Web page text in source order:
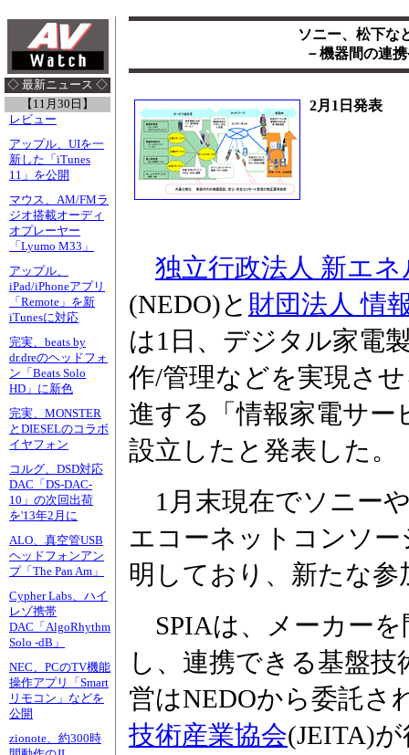
◇ 最新ニュース ◇
【11月30日】
レビュー
アップル、UIを一
新した「iTunes
11」を公開
マウス、AM/FMラ
ジオ搭載オーディ
オプレーヤー
「Lyumo M33」
アップル、
iPad/iPhoneアプリ
「Remote」を新
iTunesに対応
完実、beats by
dr.dreのヘッドフォ
ン「Beats Solo
HD」に新色
完実、MONSTER
とDIESELのコラボ
イヤフォン
コルグ、DSD対応
DAC「DS-DAC-
10」の次回出荷
を'13年2月に
ALO、真空管USB
ヘッドフォンアン
プ「The Pan Am」
Cypher Labs、ハイ
レゾ携帯
DAC「AlgoRhythm
Solo -dB」
NEC、PCのTV機能
操作アプリ「Smart
リモコン」などを
公開
zionote、約300時
ソニー、松下な
－機器間の連
2月1日発表
独立行政法人 新エ
(NEDO)と 財団法人 情
は1日、デジタル家電
作/管理などを実現さ
進する「情報家電サー
設立したと発表した。
1月末現在でソニー
エコーネットコンソ
明しており、新たな
SPIAは、メーカーを
し、連携できる基盤
営はNEDOから委託さ
技術産業協会(JEITA)